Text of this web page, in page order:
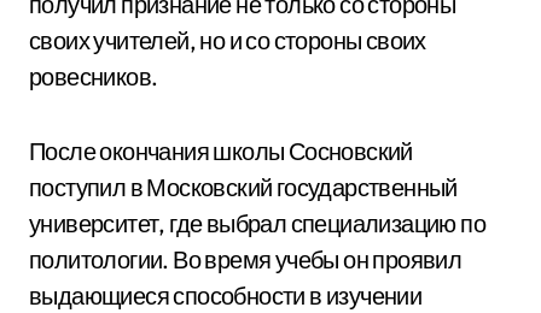
своих учителей, но и со стороны своих
ровесников.
После окончания школы Сосновский
поступил в Московский государственный
университет, где выбрал специализацию по
политологии. Во время учебы он проявил
выдающиеся способности в изучении